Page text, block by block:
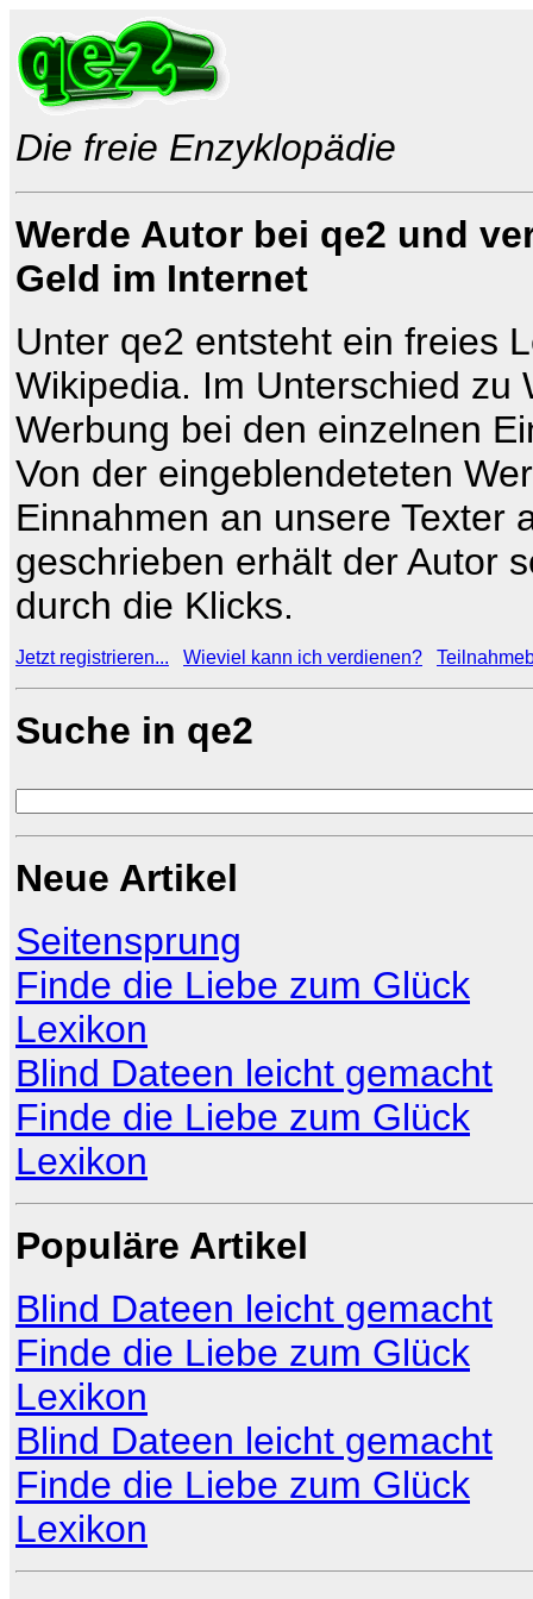
Die freie Enzyklopädie
Werde Autor bei qe2 und
Geld im Internet
Unter qe2 entsteht ein freies
Wikipedia. Im Unterschied zu
Werbung bei den einzelnen
Von der eingeblendeteten
Einnahmen an unsere Texter
geschrieben erhält der Autor
durch die Klicks.
Jetzt registrieren... Wieviel kann ich verdienen?
Suche in qe2
Neue Artikel
Seitensprung
Finde die Liebe zum Glück
Lexikon
Blind Dateen leicht gemacht
Finde die Liebe zum Glück
Lexikon
Populäre Artikel
Blind Dateen leicht gemacht
Finde die Liebe zum Glück
Lexikon
Blind Dateen leicht gemacht
Finde die Liebe zum Glück
Lexikon